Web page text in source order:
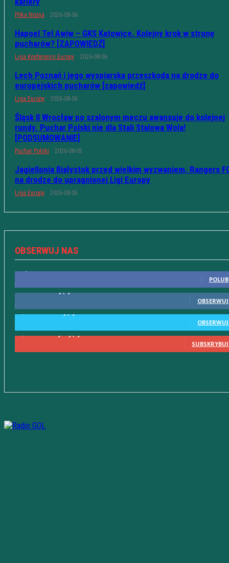
Piłka Nożna 2026-08-06
Hapoel Tel Awiw – GKS Katowice. Kolejny krok w stronę
pucharów? [ZAPOWIEDŹ]
Liga Konferencji Europy 2026-08-06
Lech Poznań i jego wyspiarska przeszkoda na drodze do
europejskich pucharów [zapowiedź]
Liga Europy 2026-08-06
Śląsk II Wrocław po szalonym meczu awansuje do kolejnej
rundy. Puchar Polski nie dla Stali Stalowa Wola!
[PODSUMOWANIE]
Puchar Polski 2026-08-05
Jagiellonia Białystok przed wielkim wyzwaniem. Rangers
na drodze do upragnionej Ligi Europy
Liga Europy 2026-08-05
OBSERWUJ NAS
POLUB
615 Obserwujący
OBSERWUJ
2,580 Obserwujący
OBSERWUJ
2,230 Subskrybujący
SUBSKRYBUJ